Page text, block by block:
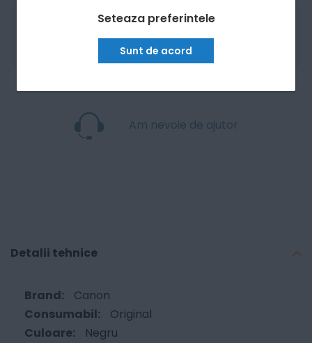
Seteaza preferintele
Sunt de acord
Produsele sunt disponibile pe platforma de
achizitii publiceSEAP/SICAP
Am nevoie de ajutor
Detalii tehnice
Canon
Original
Negru